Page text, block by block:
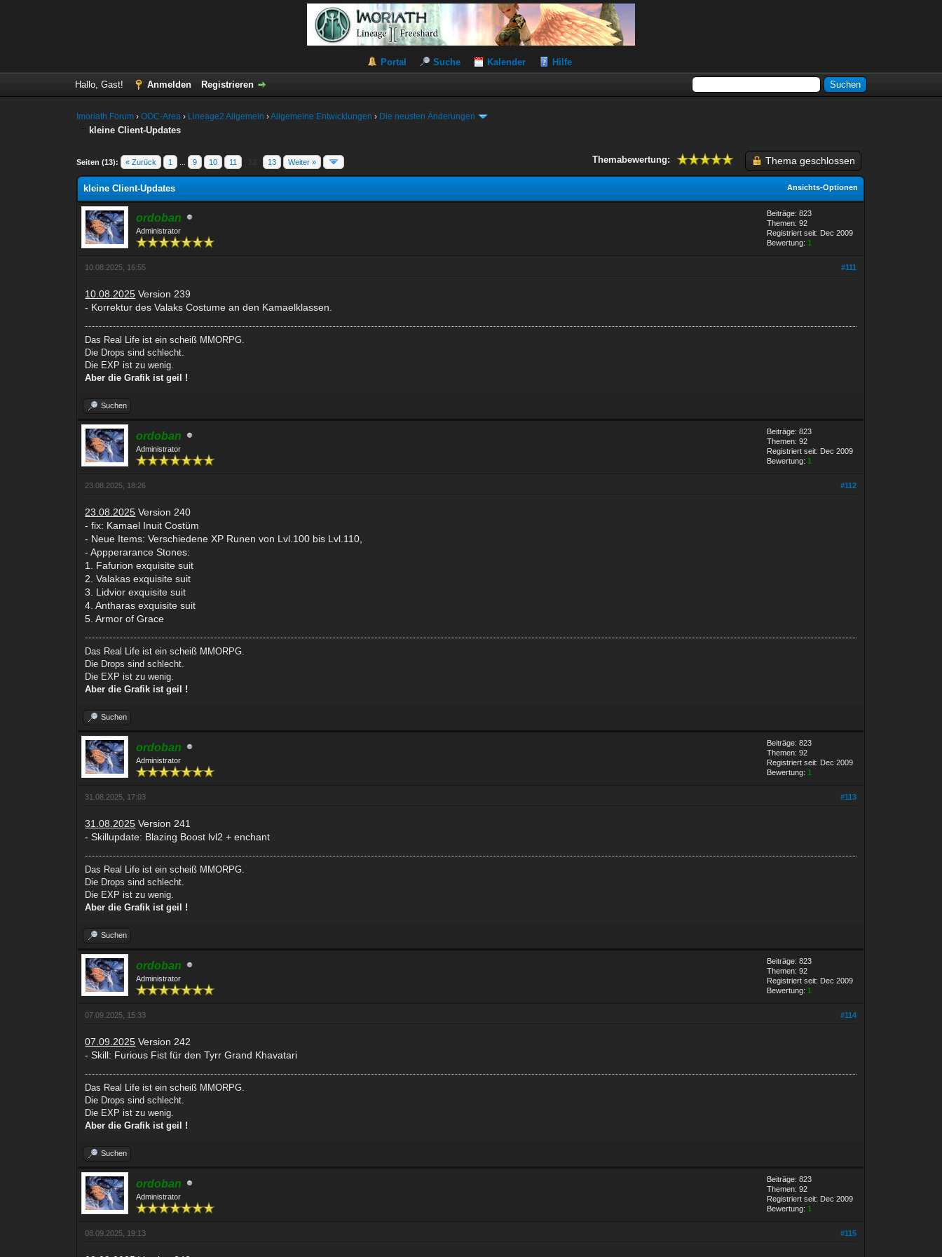
Portal Suche Kalender Hilfe
Hallo, Gast! Anmelden Registrieren
Imoriath Forum ›OOC-Area › Lineage2 Allgemein ›Allgemeine Entwicklungen › Die neusten Änderungen
kleine Client-Updates
Seiten (13): « Zurück 1 9 10 11 13 Weiter » Thema geschlossen
Themabewertung:
- 5 im Durchschnitt
Ansichts-Optionen
kleine Client-Updates
ordoban
Administrator
Beiträge: 823
Themen: 92
Registriert seit: Dec 2009
Bewertung: 1
#111
10.08.2025, 16:55
10.08.2025 Version 239
- Korrektur des Valaks Costume an den Kamaelklassen.
Das Real Life ist ein scheiß MMORPG.
Die Drops sind schlecht.
Die EXP ist zu wenig.
Aber die Grafik ist geil !
Suchen
ordoban
Administrator
Beiträge: 823
Themen: 92
Registriert seit: Dec 2009
Bewertung: 1
#112
23.08.2025, 18:26
23.08.2025 Version 240
- fix: Kamael Inuit Costüm
- Neue Items: Verschiedene XP Runen von Lvl.100 bis Lvl.110,
- Appperarance Stones:
1. Fafurion exquisite suit
2. Valakas exquisite suit
3. Lidvior exquisite suit
4. Antharas exquisite suit
5. Armor of Grace
Das Real Life ist ein scheiß MMORPG.
Die Drops sind schlecht.
Die EXP ist zu wenig.
Aber die Grafik ist geil !
Suchen
ordoban
Administrator
Beiträge: 823
Themen: 92
Registriert seit: Dec 2009
Bewertung: 1
#113
31.08.2025, 17:03
31.08.2025 Version 241
- Skillupdate: Blazing Boost lvl2 + enchant
Das Real Life ist ein scheiß MMORPG.
Die Drops sind schlecht.
Die EXP ist zu wenig.
Aber die Grafik ist geil !
Suchen
ordoban
Administrator
Beiträge: 823
Themen: 92
Registriert seit: Dec 2009
Bewertung: 1
#114
07.09.2025, 15:33
07.09.2025 Version 242
- Skill: Furious Fist für den Tyrr Grand Khavatari
Das Real Life ist ein scheiß MMORPG.
Die Drops sind schlecht.
Die EXP ist zu wenig.
Aber die Grafik ist geil !
Suchen
ordoban
Administrator
Beiträge: 823
Themen: 92
Registriert seit: Dec 2009
Bewertung: 1
#115
08.09.2025, 19:13